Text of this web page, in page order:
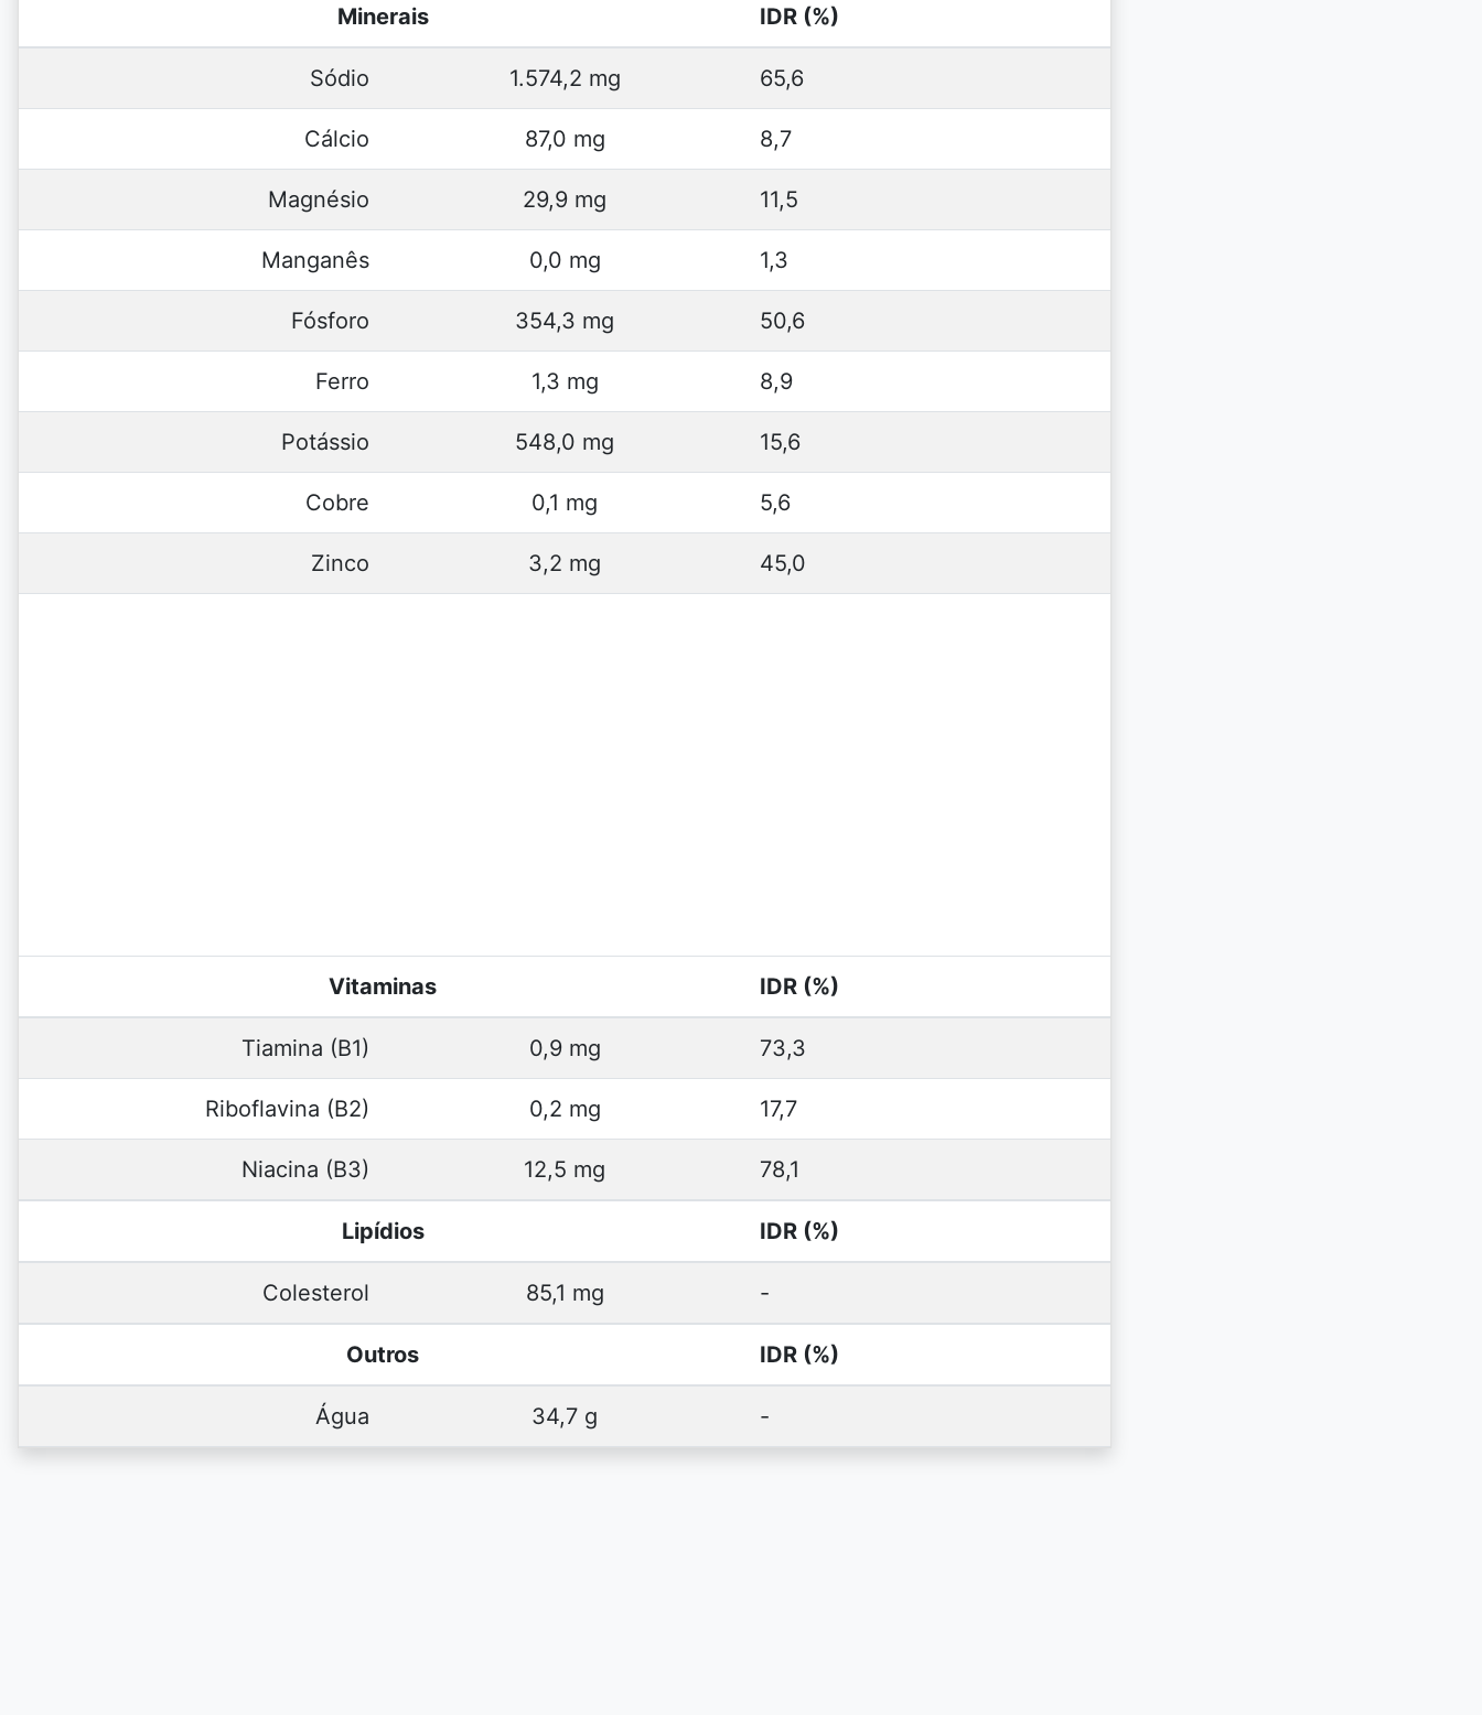
Minerais IDR (%)
Sódio 1.574,2 mg 65,6
Cálcio 87,0 mg 8,7
Magnésio 29,9 mg 11,5
Manganês 0,0 mg 1,3
Fósforo 354,3 mg 50,6
Ferro 1,3 mg 8,9
Potássio 548,0 mg 15,6
Cobre 0,1 mg 5,6
Zinco 3,2 mg 45,0
Vitaminas IDR (%)
Tiamina (B1) 0,9 mg 73,3
Riboflavina (B2) 0,2 mg 17,7
Niacina (B3) 12,5 mg 78,1
Lipídios IDR (%)
Colesterol 85,1 mg -
Outros IDR (%)
Água 34,7 g -